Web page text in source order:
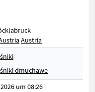
Austria
dmuchawe
um 08:26